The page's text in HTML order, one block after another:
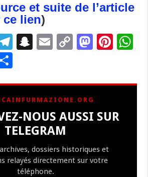
et suite de l’article
ce lien)
T
gr
a
m
S
p
c
h
at
E
l
C
y
Li
n
M
d
n
Pi
es
ta
g
erNOUS AUSSI SUR
TELEGRAM
dossiers historiques et
relayés directement sur votre
téléphone.